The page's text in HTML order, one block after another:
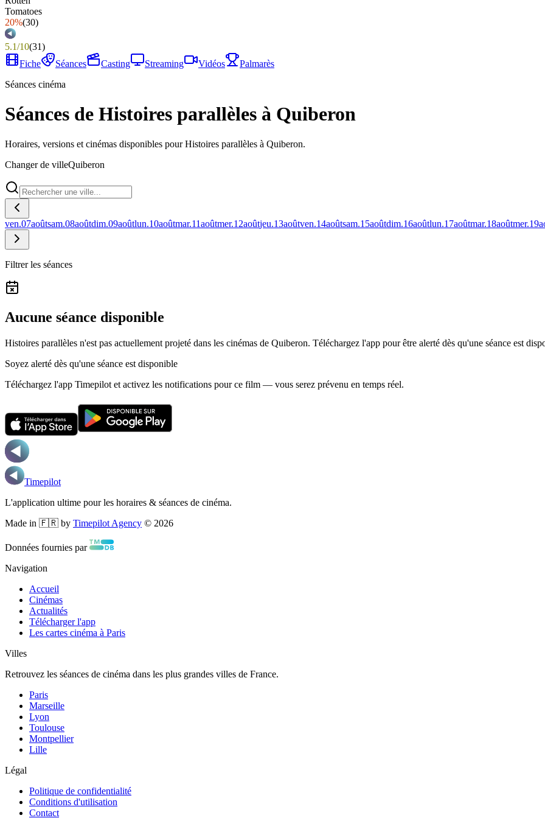
20%(30)
5.1/10(31)
Fiche
Séances Casting Streaming Vidéos
Palmarès
Séances cinéma
Séances de Histoires parallèles à Quiberon
Horaires, versions et cinémas disponibles pour Histoires parallèles à Quiberon.
Changer de villeQuiberon
ven.07aoûtsam.08aoûtdim.09aoûtlun.10aoûtmar.11aoûtmer.12aoûtjeu.13aoûtven.14aoûtsam.15aoûtdim.16aoûtlun.17aoûtmar.18aoûtmer.19
Filtrer les séances
Aucune séance disponible
Histoires parallèles n'est pas actuellement projeté dans les cinémas de Quiberon. Téléchargez l'app pour être alerté dès qu'une séance est
Soyez alerté dès qu'une séance est disponible
Téléchargez l'app Timepilot et activez les notifications pour ce film — vous serez prévenu en temps réel.
Timepilot
L'application ultime pour les horaires & séances de cinéma.
Made in 🇫🇷 by Timepilot Agency © 2026
Données fournies par
Navigation
Accueil
Cinémas
Actualités
Télécharger l'app
Les cartes cinéma à Paris
Villes
Retrouvez les séances de cinéma dans les plus grandes villes de France.
Paris
Marseille
Lyon
Toulouse
Montpellier
Lille
Légal
Politique de confidentialité
Conditions d'utilisation
Contact